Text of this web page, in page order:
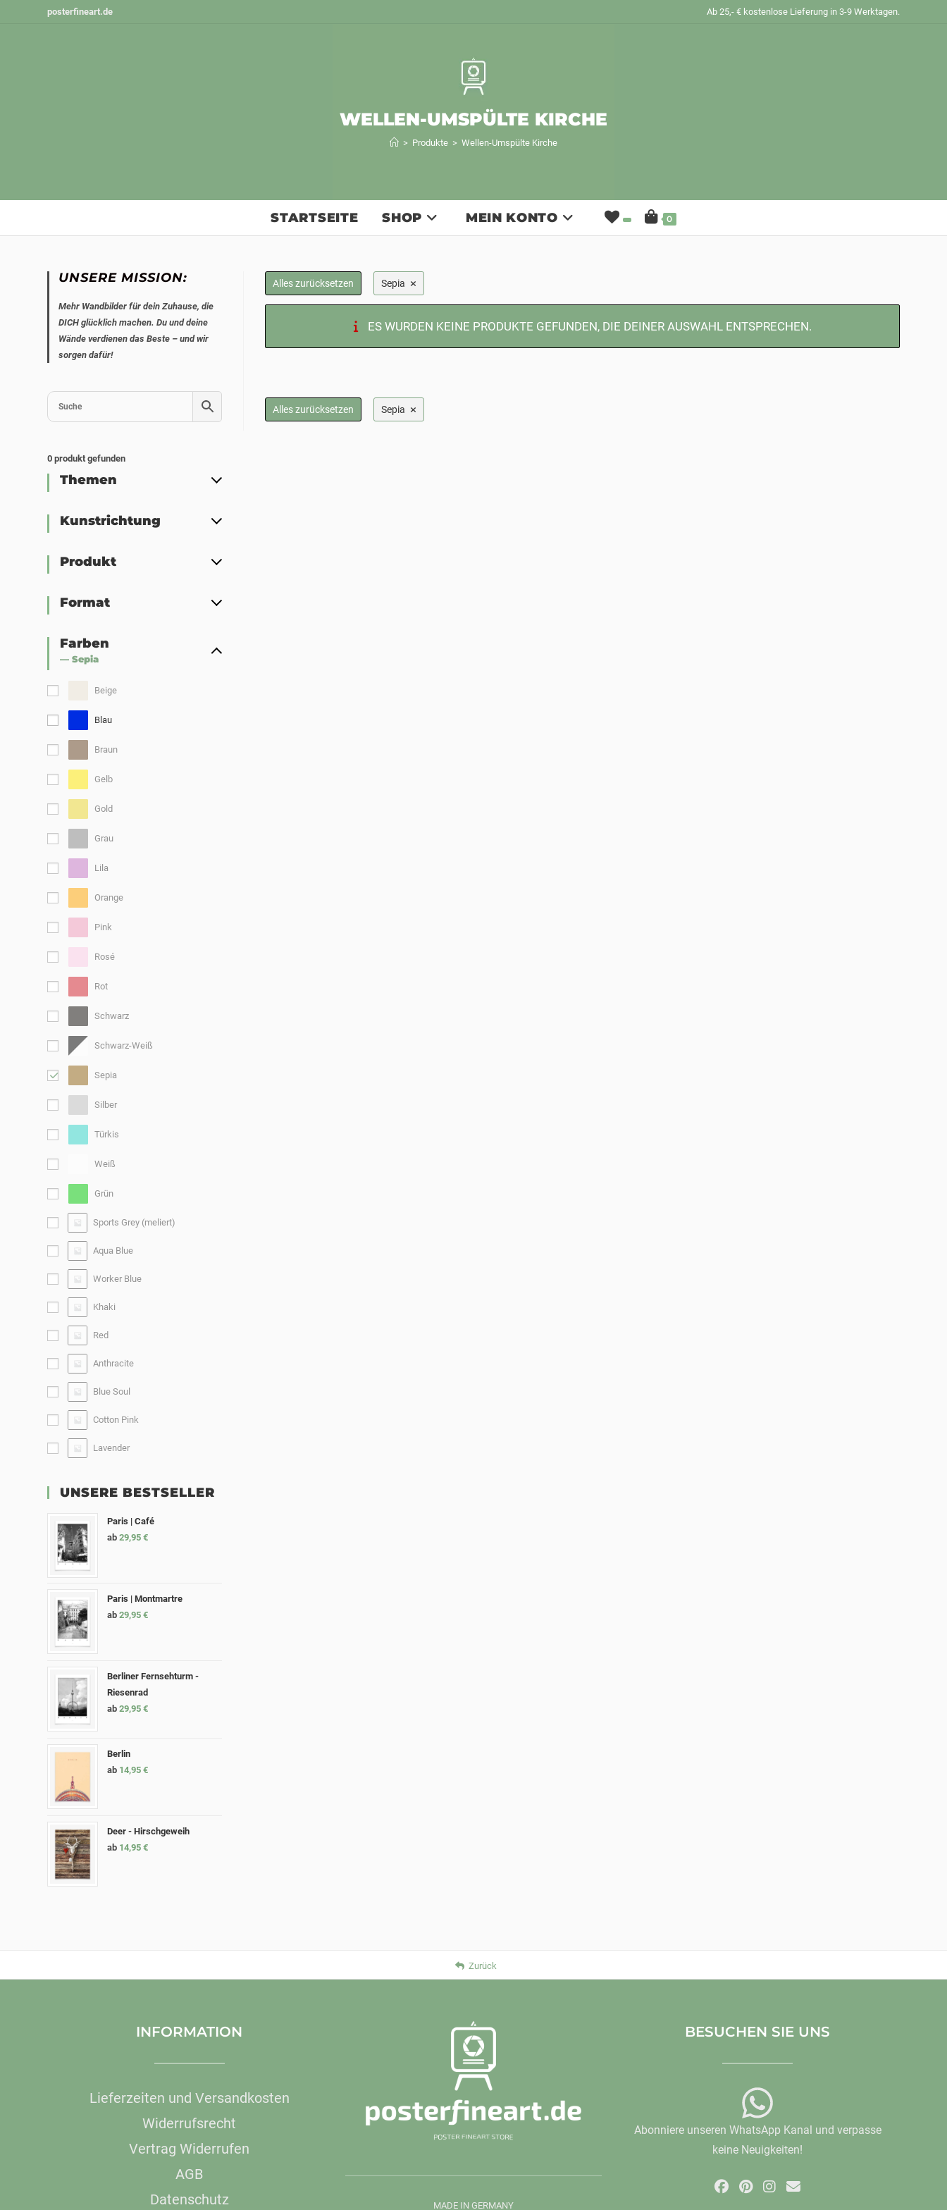
posterfineart.de Ab 25,- € kostenlose Lieferung in 3-9 Werktagen.
WELLEN-UMSPÜLTE KIRCHE
> Produkte > Wellen-Umspülte Kirche
STARTSEITE SHOP MEIN KONTO 0
Alles zurücksetzen Sepia ×
ES WURDEN KEINE PRODUKTE GEFUNDEN, DIE DEINER AUSWAHL ENTSPRECHEN.
Alles zurücksetzen Sepia ×
UNSERE MISSION:
Mehr Wandbilder für dein Zuhause, die
DICH glücklich machen. Du und deine
Wände verdienen das Beste – und wir
sorgen dafür!
0 produkt gefunden
Themen
Kunstrichtung
Produkt
Format
Farben
— Sepia
Beige
Blau
Braun
Gelb
Gold
Grau
Lila
Orange
Pink
Rosé
Rot
Schwarz
Schwarz-Weiß
Sepia
Silber
Türkis
Weiß
Grün
Sports Grey (meliert)
Aqua Blue
Worker Blue
Khaki
Red
Anthracite
Blue Soul
Cotton Pink
Lavender
UNSERE BESTSELLER
Paris | Café
ab29,95€
Paris | Montmartre
ab29,95€
Berliner Fernsehturm -
Riesenrad
ab29,95€
Berlin
ab 14,95€
Deer - Hirschgeweih
ab 14,95€
Zurück
INFORMATION
Lieferzeiten und Versandkosten
Widerrufsrecht
Vertrag Widerrufen
AGB
Datenschutz
MADE IN GERMANY
BESUCHEN SIE UNS
Abonniere unseren WhatsApp Kanal und verpasse
keine Neuigkeiten!